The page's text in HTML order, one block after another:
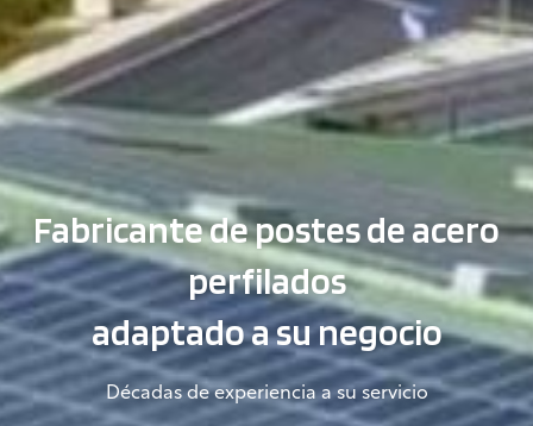
Fabricante de postes de acero
perfilados
adaptado a su negocio
Décadas de experiencia a su servicio